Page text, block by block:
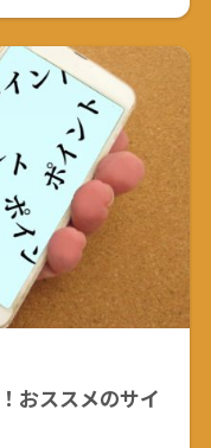
おススメのサイ